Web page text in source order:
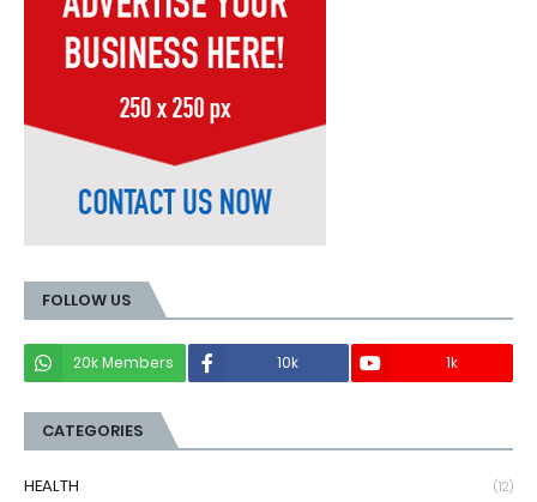
FOLLOW US
20k Members 10k 1k
CATEGORIES
HEALTH (12)